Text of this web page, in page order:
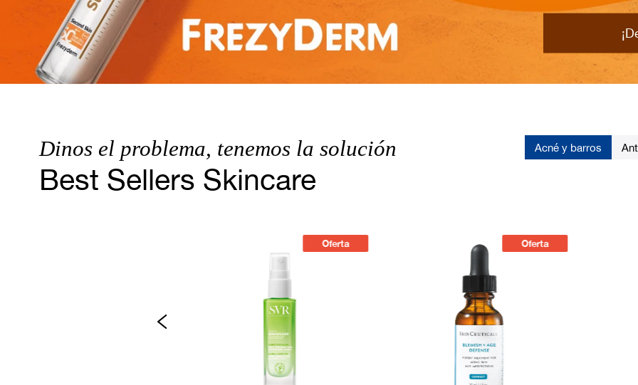
Dinos el problema, tenemos la solución
Best Sellers Skincare
Acné y barros
Oferta Oferta